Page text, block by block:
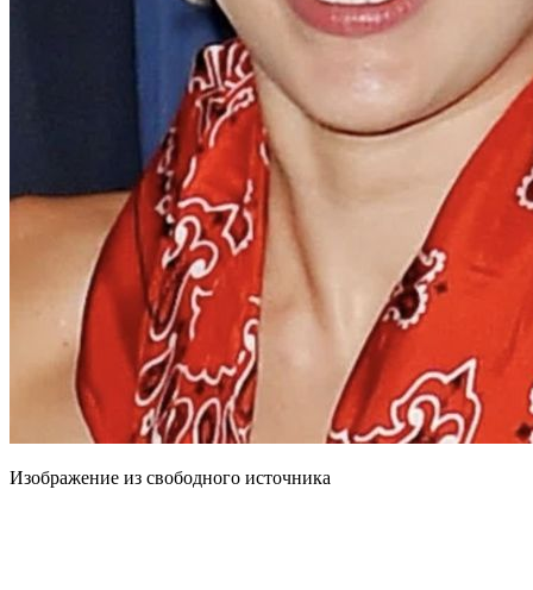
Изображение из свободного источника